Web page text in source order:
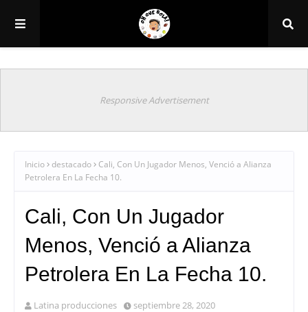
Responsive Advertisement
Inicio destacado
Cali, Con Un Jugador Menos, Venció a Alianza
Petrolera En La Fecha 10.
Cali, Con Un Jugador
Menos, Venció a Alianza
Petrolera En La Fecha 10.
Latina producciones septiembre 28, 2020